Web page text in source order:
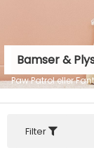
Bamser &
Paw Patrol eller
Filter